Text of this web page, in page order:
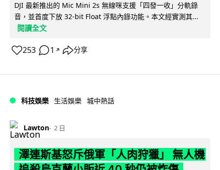
DJI 最新推出的 Mic Mini 2s 無線咪支援「四發一收」分軌錄
音，並首度下放 32-bit Float 浮點內錄功能。本文經實測其...
閱讀全文
253 1 ↗ 分享
科技娛樂 生活娛樂 城中熱話
Lawton 2 日
澤連斯基怒斥俄軍「人肉狩獵」 無人機